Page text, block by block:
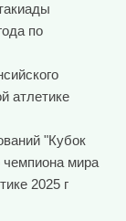
по
атлетике
"Кубок
чемпиона мира
2025 г